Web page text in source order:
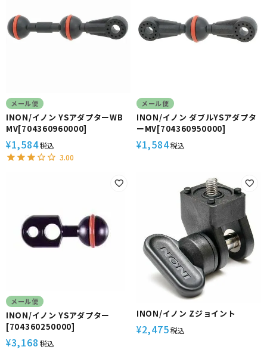
メール便
INON/イノン YSアダプターWB
MV[704360960000]
¥1,584税込
3.00
メール便
INON/イノン ダブルYSアダプタ
ーMV[704360950000]
¥1,584税込
メール便
INON/イノン YSアダプター
[704360250000]
¥3,168 税込
INON/イノン Zジョイント
¥2,475税込